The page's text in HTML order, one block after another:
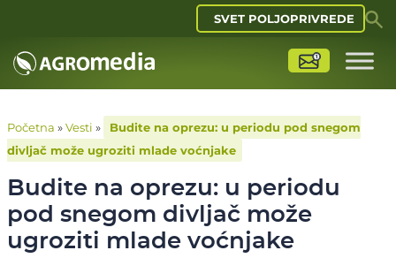
SVET POLJOPRIVREDE
Početna »Vesti »
Budite na oprezu: u periodu pod snegom
divljač može ugroziti mlade voćnjake
Budite na oprezu: u periodu
pod snegom divljač može
ugroziti mlade voćnjake